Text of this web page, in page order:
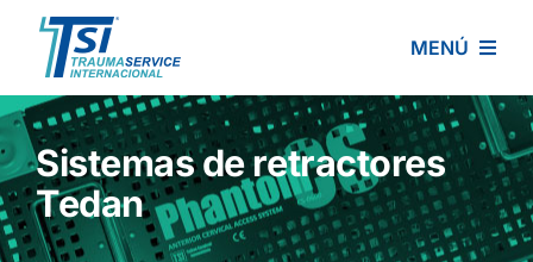
content
MENÚ
INICIO
PRODUCTOS
POLÍTICAS
Sistemas de retractores
Tedan